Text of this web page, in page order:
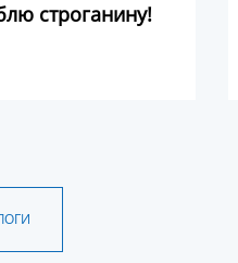
строганину!
из лучших деликатесов